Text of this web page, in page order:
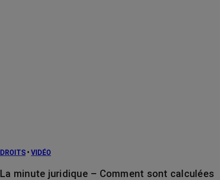
DROITS • VIDÉO
La minute juridique – Comment sont calculées